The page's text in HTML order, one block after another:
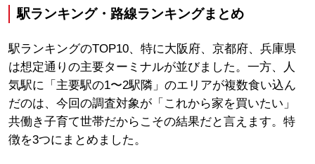
駅ランキング・路線ランキングまとめ
駅ランキングのTOP10、特に大阪府、京都府、兵庫県
は想定通りの主要ターミナルが並びました。一方、人
気駅に「主要駅の1〜2駅隣」のエリアが複数食い込ん
だのは、今回の調査対象が「これから家を買いたい」
共働き子育て世帯だからこその結果だと言えます。特
徴を3つにまとめました。